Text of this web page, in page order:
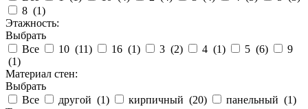
8 (1)
Этажность:
Выбрать
Все
10 (11) 16 (1) 3 (2) 4 (1) 5 (6)
9
(1)
Материал стен:
Выбрать
Все
другой (1) кирпичный (20) панельный (1)